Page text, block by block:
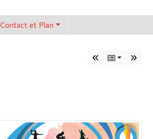
Contact et Plan